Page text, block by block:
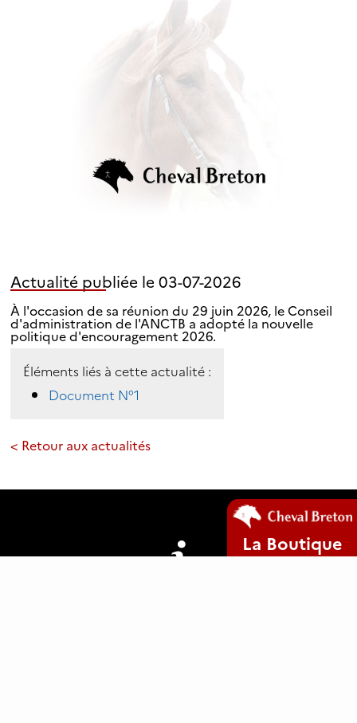
Actualité publiée le 03-07-2026
À l'occasion de sa réunion du 29 juin 2026, le Conseil
d'administration de l'ANCTB a adopté la nouvelle
politique d'encouragement 2026.
Éléments liés à cette actualité :
Document N°1
< Retour aux actualités
La Boutique